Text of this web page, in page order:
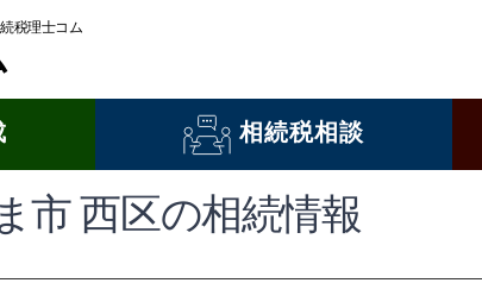
税理士コム
相続税相談
市 西区の相続情報